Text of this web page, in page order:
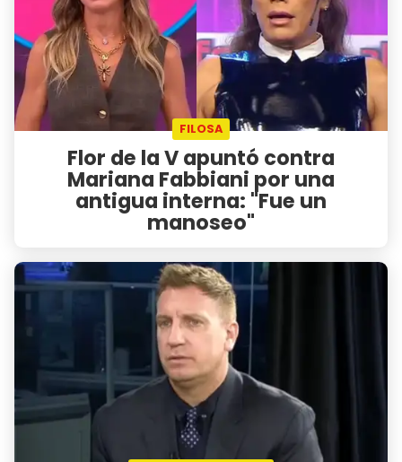
FILOSA
Flor de la V apuntó contra
Mariana Fabbiani por una
antigua interna: "Fue un
manoseo"